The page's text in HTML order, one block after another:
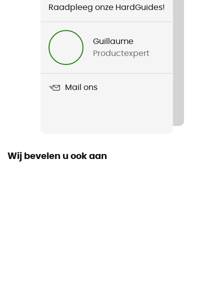
280 x 130 cm
Raadpleeg onze HardGuides!
Guillaume
Productexpert
Mail ons
Wij bevelen u ook aan